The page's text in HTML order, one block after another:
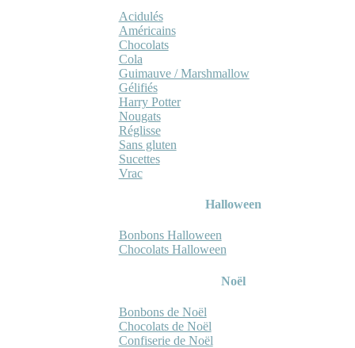
Acidulés
Américains
Chocolats
Cola
Guimauve / Marshmallow
Gélifiés
Harry Potter
Nougats
Réglisse
Sans gluten
Sucettes
Vrac
Halloween
Bonbons Halloween
Chocolats Halloween
Noël
Bonbons de Noël
Chocolats de Noël
Confiserie de Noël